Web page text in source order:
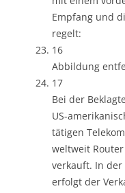
Empfang und
regelt:
16
Abbildung
17
Bei der
US-
tätigen
weltweit
verkauft. In
erfolgt der